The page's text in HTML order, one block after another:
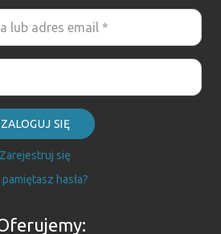
ZALOGUJ SIĘ
Zarejestruj się
hasła?